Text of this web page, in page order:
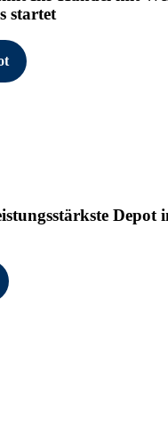
startet
Depot